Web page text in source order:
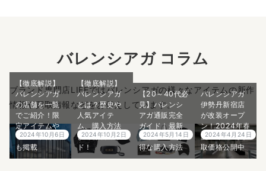
バレンシアガ コラム
ブランド専門店LIFEではバレンシアガの様々なアイテムの新作
情報や買取情報などをお伝えしています。
【徹底解説】
バレンシアガ
の店舗を一覧
でご紹介！限
定アイテムや
イベント情報
も掲載
2024年10月6日
【徹底解説】
バレンシアガ
とは？歴史や
人気アイテ
ム、購入方法
まで徹底ガイ
ド！
2024年10月2日
【20～40代必
見】バレンシ
アガ通販完全
ガイド｜最新
アイテム＆お
得な購入方法
2024年5月14日
バレンシアガ
伊勢丹新宿店
が改装オープ
ン！2024年春
夏アイテム買
取価格公開中
2024年4月24日